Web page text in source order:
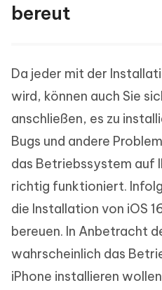
bereut
Da jeder mit der
wird, können auch Sie
anschließen, es zu
Bugs und andere
das Betriebssystem auf
richtig funktioniert.
die Installation von iOS
bereuen. In Anbetracht
wahrscheinlich das
iPhone installieren